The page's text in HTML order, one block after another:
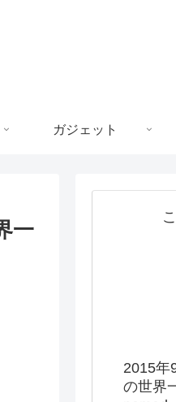
ガジェット
一
2015年
の世界